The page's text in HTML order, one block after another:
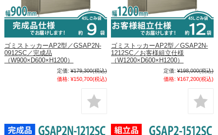
ゴミストッカーAP2型／GSAP2N-
0912SC／完成品
（W900×D600×H1200）
定価: ¥179,300(税込)
価格: ¥150,700(税込)
ゴミストッカーAP2型／GSAP2N-
1212SC／お客様組立仕様
（W1200×D600×H1200）
定価: ¥198,000(税込)
価格: ¥167,200(税込)